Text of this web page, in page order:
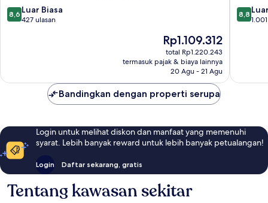
8.6
dari
8,6 Luar Biasa
427 ulasan
Harga
sekarang
Rp1.109.312
Rp1.109.312
total Rp1.220.243
termasuk pajak & biaya lainnya
20 Agu - 21 Agu
Ronda
8.8
dari
8,8
Bandingkan dengan properti serupa
Login untuk melihat diskon dan manfaat yang memenuhi
syarat. Lebih banyak reward untuk lebih banyak petualangan!
Login Daftar sekarang, gratis
Tentang kawasan sekitar